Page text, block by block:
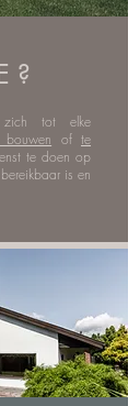
?
tot elke
ofte
te doen op
is en